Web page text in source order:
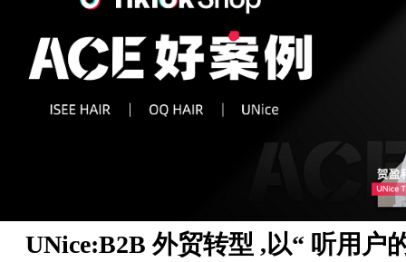
UNice:B2B 外贸转型 ,以“ 听用户